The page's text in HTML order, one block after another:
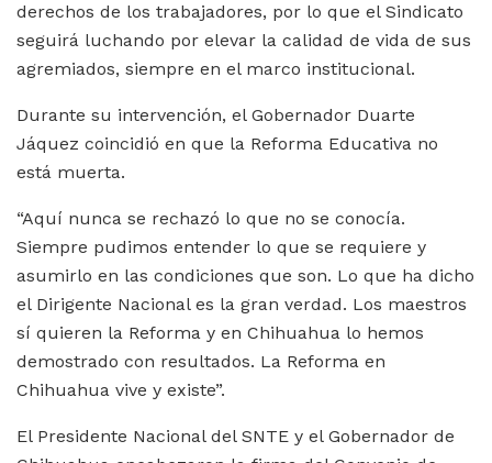
derechos de los trabajadores, por lo que el Sindicato
seguirá luchando por elevar la calidad de vida de sus
agremiados, siempre en el marco institucional.
Durante su intervención, el Gobernador Duarte
Jáquez coincidió en que la Reforma Educativa no
está muerta.
“Aquí nunca se rechazó lo que no se conocía.
Siempre pudimos entender lo que se requiere y
asumirlo en las condiciones que son. Lo que ha dicho
el Dirigente Nacional es la gran verdad. Los maestros
sí quieren la Reforma y en Chihuahua lo hemos
demostrado con resultados. La Reforma en
Chihuahua vive y existe”.
El Presidente Nacional del SNTE y el Gobernador de